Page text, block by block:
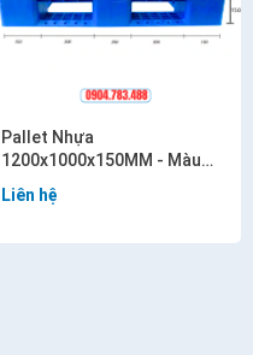
Pallet Nhựa
1200x1000x150MM - Màu
Liên hệ